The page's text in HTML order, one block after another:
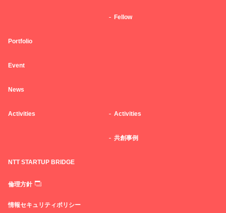
Fellow
Portfolio
Event
News
Activities Activities
共創事例
NTT STARTUP BRIDGE
倫理方針
情報セキュリティポリシー